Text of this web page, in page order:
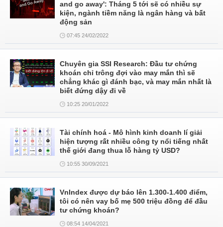
and go away': Tháng 5 tới sẽ có nhiều sự
kiện, ngành tiềm năng là ngân hàng và bất
động sản
07:45 24/02/2022
Chuyên gia SSI Research: Đầu tư chứng
khoán chỉ trông đợi vào may mắn thì sẽ
chẳng khác gì đánh bạc, và may mắn nhất là
biết đứng dậy đi về
10:25 20/01/2022
Tài chính hoá - Mô hình kinh doanh lí giải
hiện tượng rất nhiều công ty nổi tiếng nhất
thế giới đang thua lỗ hàng tỷ USD?
10:55 30/09/2021
VnIndex được dự báo lên 1.300-1.400 điểm,
tôi có nên vay bố mẹ 500 triệu đồng để đầu
tư chứng khoán?
08:54 14/04/2021